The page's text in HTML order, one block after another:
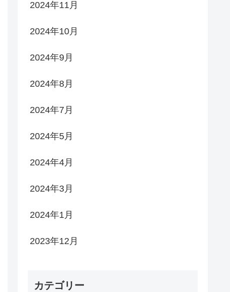
2024年11月
2024年10月
2024年9月
2024年8月
2024年7月
2024年5月
2024年4月
2024年3月
2024年1月
2023年12月
カテゴリー